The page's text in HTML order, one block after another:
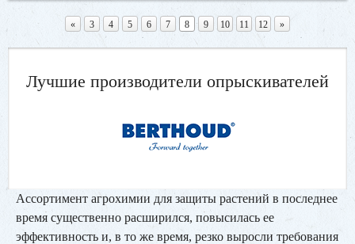
« 3 4 5 6 7 8 9 10 11 12 »
Лучшие производители опрыскивателей
Ассортимент агрохимии для защиты растений в последнее
время существенно расширился, повысилась ее
эффективность и, в то же время, резко выросли требования